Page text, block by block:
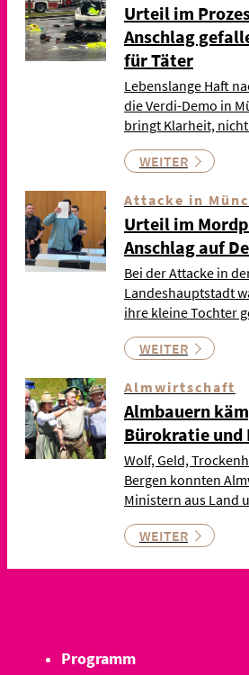
Urteil im
Anschlag
für Täter
Lebenslange Haft
die Verdi-Demo in
bringt Klarheit,
WEITER
Attacke in
Urteil im
Anschlag auf
Bei der Attacke in
Landeshauptstadt
ihre kleine Tochter
WEITER
Almwirtschaft
Almbauern
Bürokratie
Wolf, Geld,
Bergen konnten
Ministern aus Land
WEITER
Programm